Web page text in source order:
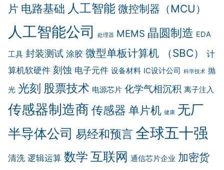
片 电路基础 人工智能 微控制器（MCU）
人工智能公司 处理器 MEMS 晶圆制造 EDA
工具 封装测试 涂胶 微型单板计算机 （SBC）
计
算机软硬件 刻蚀 电子元件 设备材料 IC设计公司 科学技术 抛
光 光刻 股票技术 电源芯片 化学气相沉积 离子注入
传感器制造商 传感器 单片机 健康 无厂
半导体公司 易经和预言 全球五十强
清洗 逻辑运算 数学 互联网 通信芯片企业 加密货